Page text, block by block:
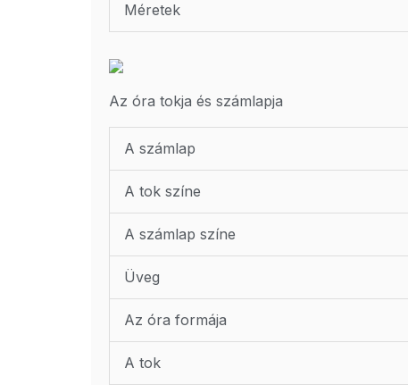
Méretek
Az óra tokja és számlapja
A számlap
A tok színe
A számlap színe
Üveg
Az óra formája
A tok